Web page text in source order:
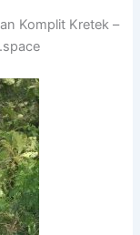
Komplit Kretek –